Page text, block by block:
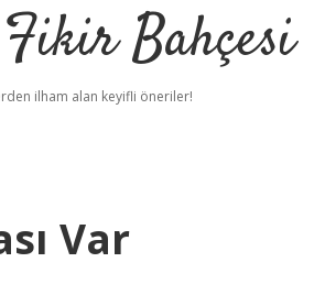
Bahçesi
ilham alan keyifli öneriler!
Var